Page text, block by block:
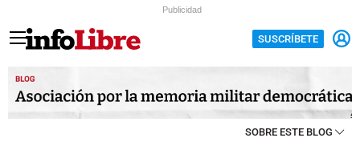
Publicidad
SUSCRÍBETE
SOBRE ESTE BLOG